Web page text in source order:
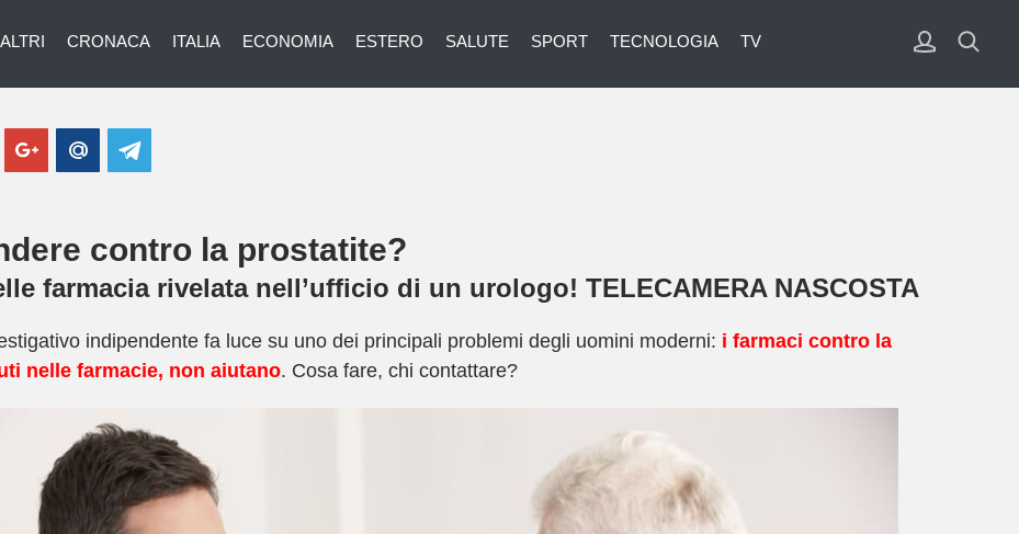
CRONACA ITALIA ECONOMIA ESTERO SALUTE SPORT TECNOLOGIA TV
ALTRI
contro la prostatite?
farmacia rivelata nell’ufficio di un urologo! TELECAMERA NASCOSTA
indipendente fa luce su uno dei principali problemi degli uomini moderni: i farmaci contro la
nelle farmacie, non aiutano. Cosa fare, chi contattare?